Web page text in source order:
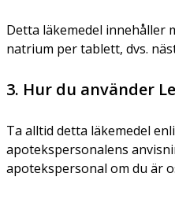
Detta läkemedel innehåller
natrium per tablett, dvs.
3. Hur du använder
Ta alltid detta läkemedel
apotekspersonalens
apotekspersonal om du är